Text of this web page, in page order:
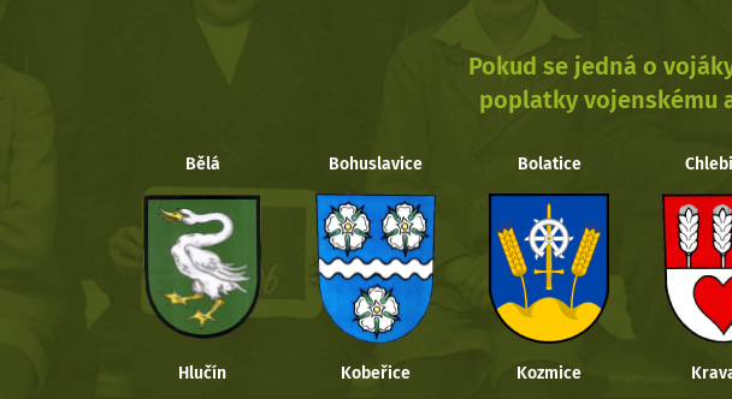
Pokud se jedná o
poplatky vojenskému
Bělá Bohuslavice Bolatice
Hlučín Kobeřice Kozmice